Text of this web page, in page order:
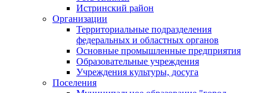
Истринский район
Организации
Территориальные подразделения
федеральных и областных органов
Основные промышленные предприятия
Образовательные учреждения
Учреждения культуры, досуга
Поселения